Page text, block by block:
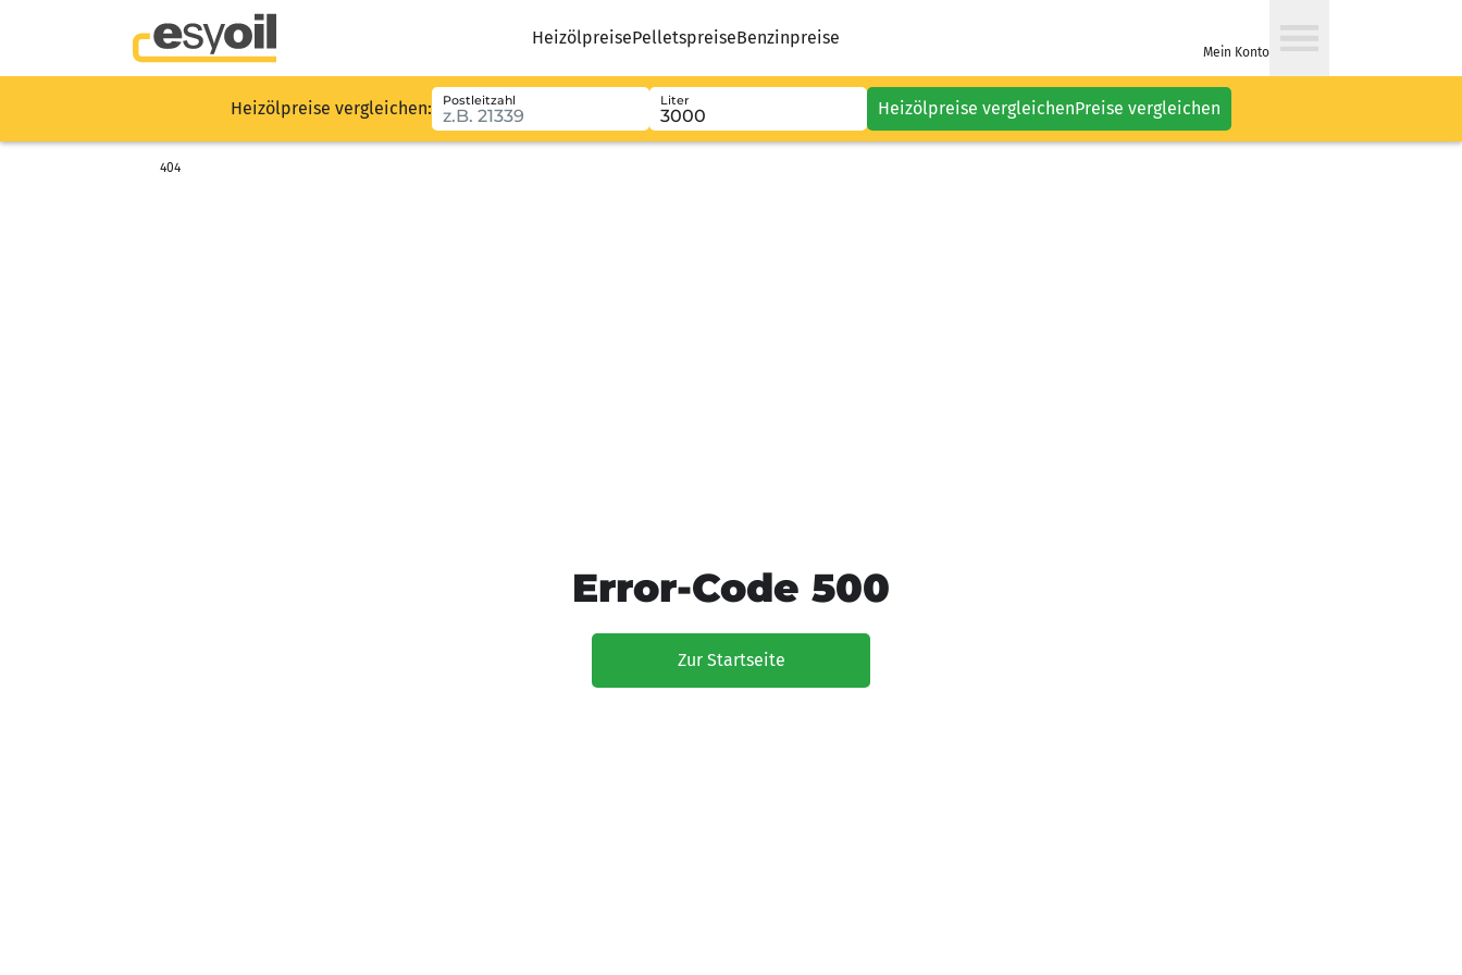
HeizölpreisePelletspreiseBenzinpreise
Mein Konto
Heizölpreise vergleichen: Postleitzahl Liter Heizölpreise vergleichenPreise vergleichen
404
Error-Code 500
Zur Startseite